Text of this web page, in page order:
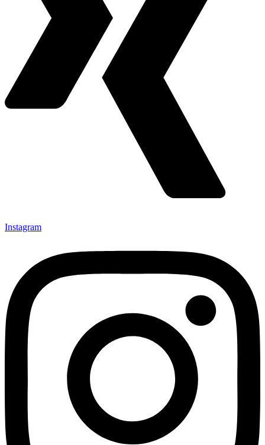
Instagram